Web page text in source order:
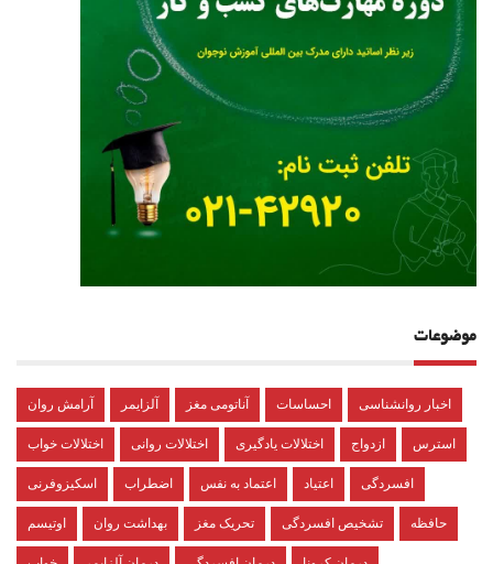
موضوعات
آرامش روان آلزایمر آناتومی مغز احساسات اخبار روانشناسی
اختلالات خواب اختلالات روانی اختلالات یادگیری ازدواج استرس
اسکیزوفرنی اضطراب اعتماد به نفس اعتیاد افسردگی
اوتیسم بهداشت روان تحریک مغز تشخیص افسردگی حافظه